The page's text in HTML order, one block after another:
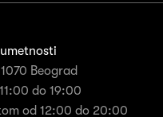
Beograd
do 19:00
od 12:00 do 20:00